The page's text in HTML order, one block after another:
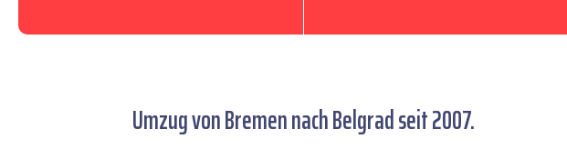
Umzug von Bremen nach Belgrad seit 2007.